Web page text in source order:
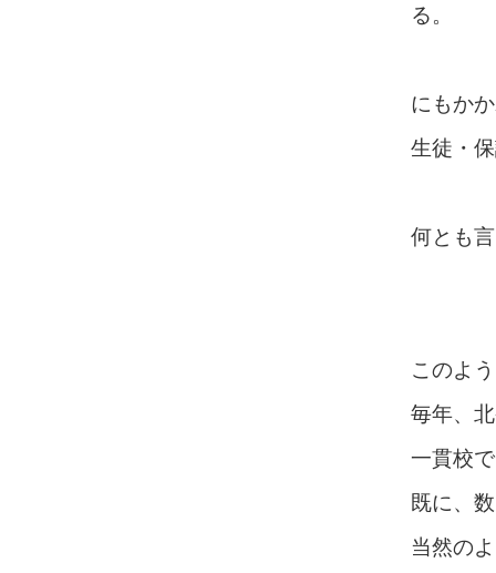
る。
にもか
生徒・
何とも
このよ
毎年、
一貫校
既に、
当然の